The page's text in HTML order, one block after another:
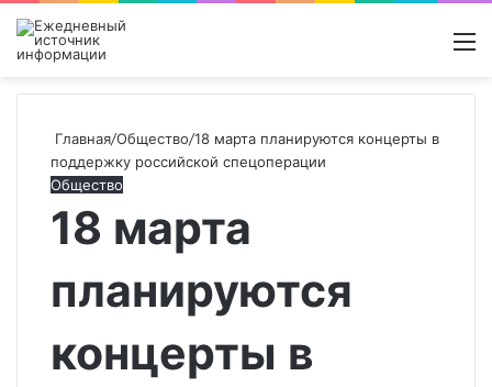
Поиск
Switch
Главная/Общество/18 марта планируются концерты в
поддержку российской спецоперации
Общество
18 марта
планируются
концерты в